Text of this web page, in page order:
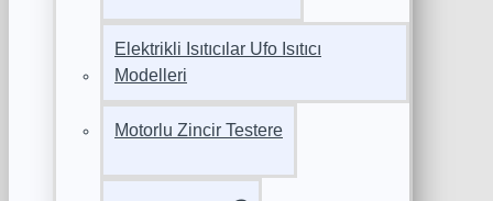
Elektrikli Isıtıcılar Ufo Isıtıcı
Modelleri
Motorlu Zincir Testere